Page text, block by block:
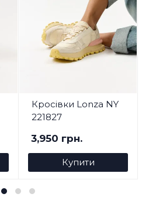
Кросівки Lonza NY
221827
3,950 грн.
Купити